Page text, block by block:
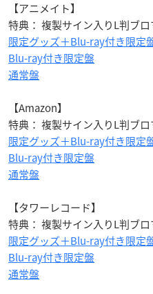
【アニメイト】
特典： 複製サイン入りL判ブ
限定グッズ＋Blu-ray付き限定
Blu-ray付き限定盤
通常盤
【Amazon】
特典： 複製サイン入りL判ブロ
限定グッズ＋Blu-ray付き限定
Blu-ray付き限定盤
通常盤
【タワーレコード】
特典： 複製サイン入りL判ブロ
限定グッズ＋Blu-ray付き限定
Blu-ray付き限定盤
通常盤